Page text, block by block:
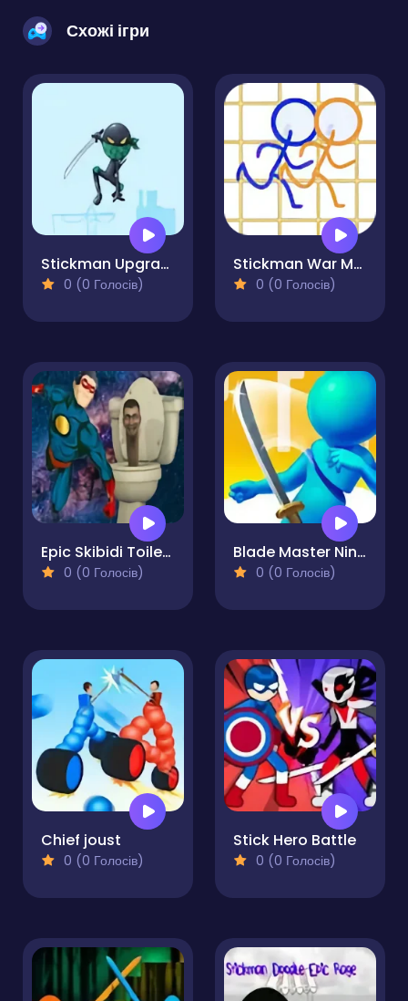
Схожі ігри
Stickman Upgrade Battle
0 (0 Голосів)
Stickman War Multiplayer
0 (0 Голосів)
Epic Skibidi Toilet Clash
0 (0 Голосів)
Blade Master Ninja Slash
0 (0 Голосів)
Chief joust
0 (0 Голосів)
Stick Hero Battle
0 (0 Голосів)